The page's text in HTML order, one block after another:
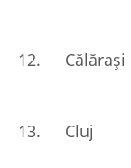
12. Călărași
13. Cluj